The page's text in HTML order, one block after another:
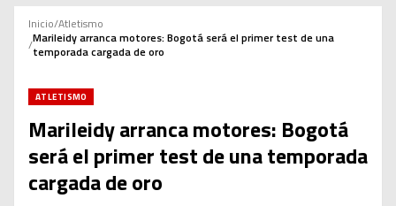
Inicio/Atletismo
/Marileidy arranca motores: Bogotá será el primer test de una
temporada cargada de oro
ATLETISMO
Marileidy arranca motores: Bogotá
será el primer test de una temporada
cargada de oro